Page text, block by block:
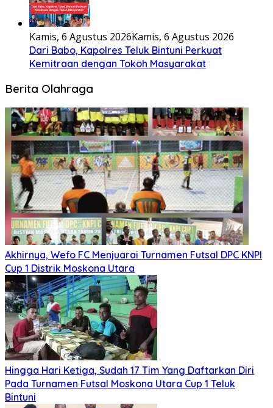
Kamis, 6 Agustus 2026Kamis, 6 Agustus 2026
Dari Babo, Kapolres Teluk Bintuni Perkuat
Kemitraan dengan Tokoh Masyarakat
Berita Olahraga
Akhirnya, Wefo FC Menjuarai Turnamen Futsal DPC KNPI
Cup 1 Distrik Moskona Utara
Hingga Hari Ketiga, Sudah 17 Tim Yang Daftarkan Diri
Pada Turnamen Futsal Moskona Utara Cup 1 Teluk
Bintuni